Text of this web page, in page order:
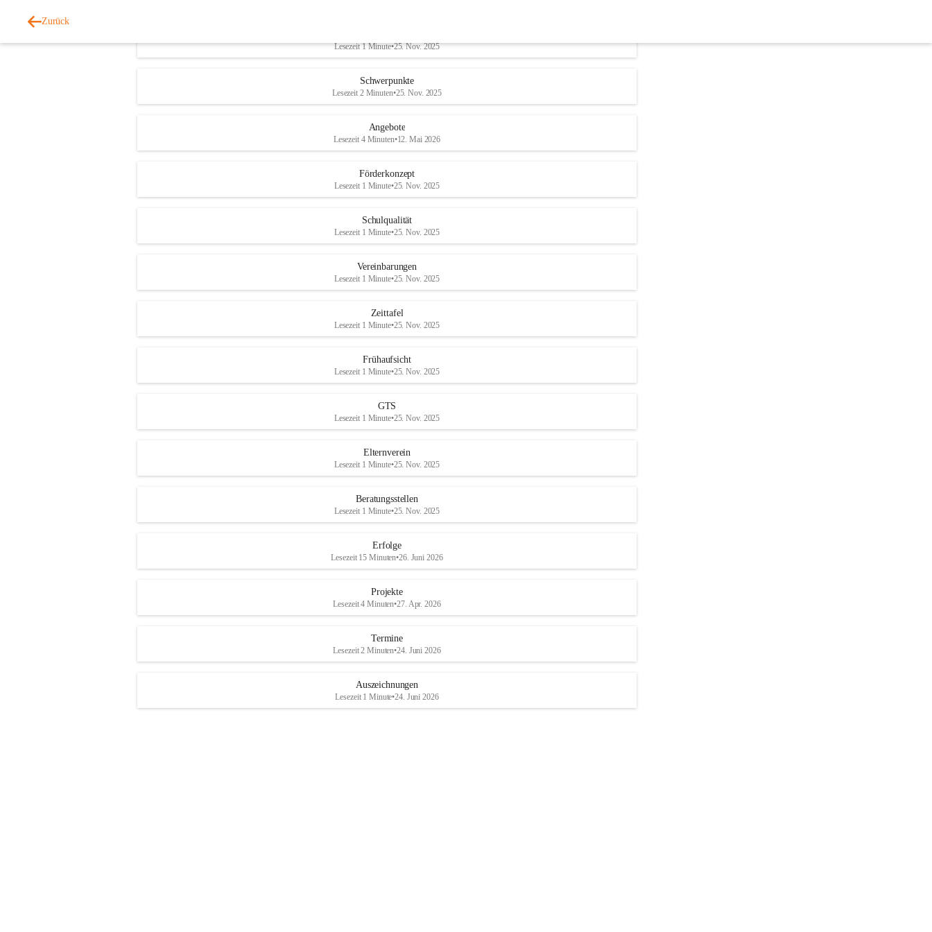
Zurück
Lesezeit 1 Minute•25. Nov. 2025
Schwerpunkte
Lesezeit 2 Minuten•25. Nov. 2025
Angebote
Lesezeit 4 Minuten•12. Mai 2026
Förderkonzept
Lesezeit 1 Minute•25. Nov. 2025
Schulqualität
Lesezeit 1 Minute•25. Nov. 2025
Vereinbarungen
Lesezeit 1 Minute•25. Nov. 2025
Zeittafel
Lesezeit 1 Minute•25. Nov. 2025
Frühaufsicht
Lesezeit 1 Minute•25. Nov. 2025
GTS
Lesezeit 1 Minute•25. Nov. 2025
Elternverein
Lesezeit 1 Minute•25. Nov. 2025
Beratungsstellen
Lesezeit 1 Minute•25. Nov. 2025
Erfolge
Lesezeit 15 Minuten•26. Juni 2026
Projekte
Lesezeit 4 Minuten•27. Apr. 2026
Termine
Lesezeit 2 Minuten•24. Juni 2026
Auszeichnungen
Lesezeit 1 Minute•24. Juni 2026